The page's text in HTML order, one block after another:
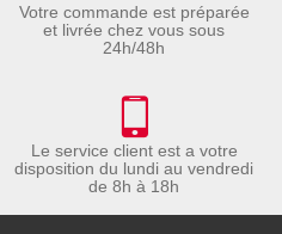
Votre commande est préparée
et livrée chez vous sous
24h/48h
Le service client est a votre
disposition du lundi au vendredi
de 8h à 18h